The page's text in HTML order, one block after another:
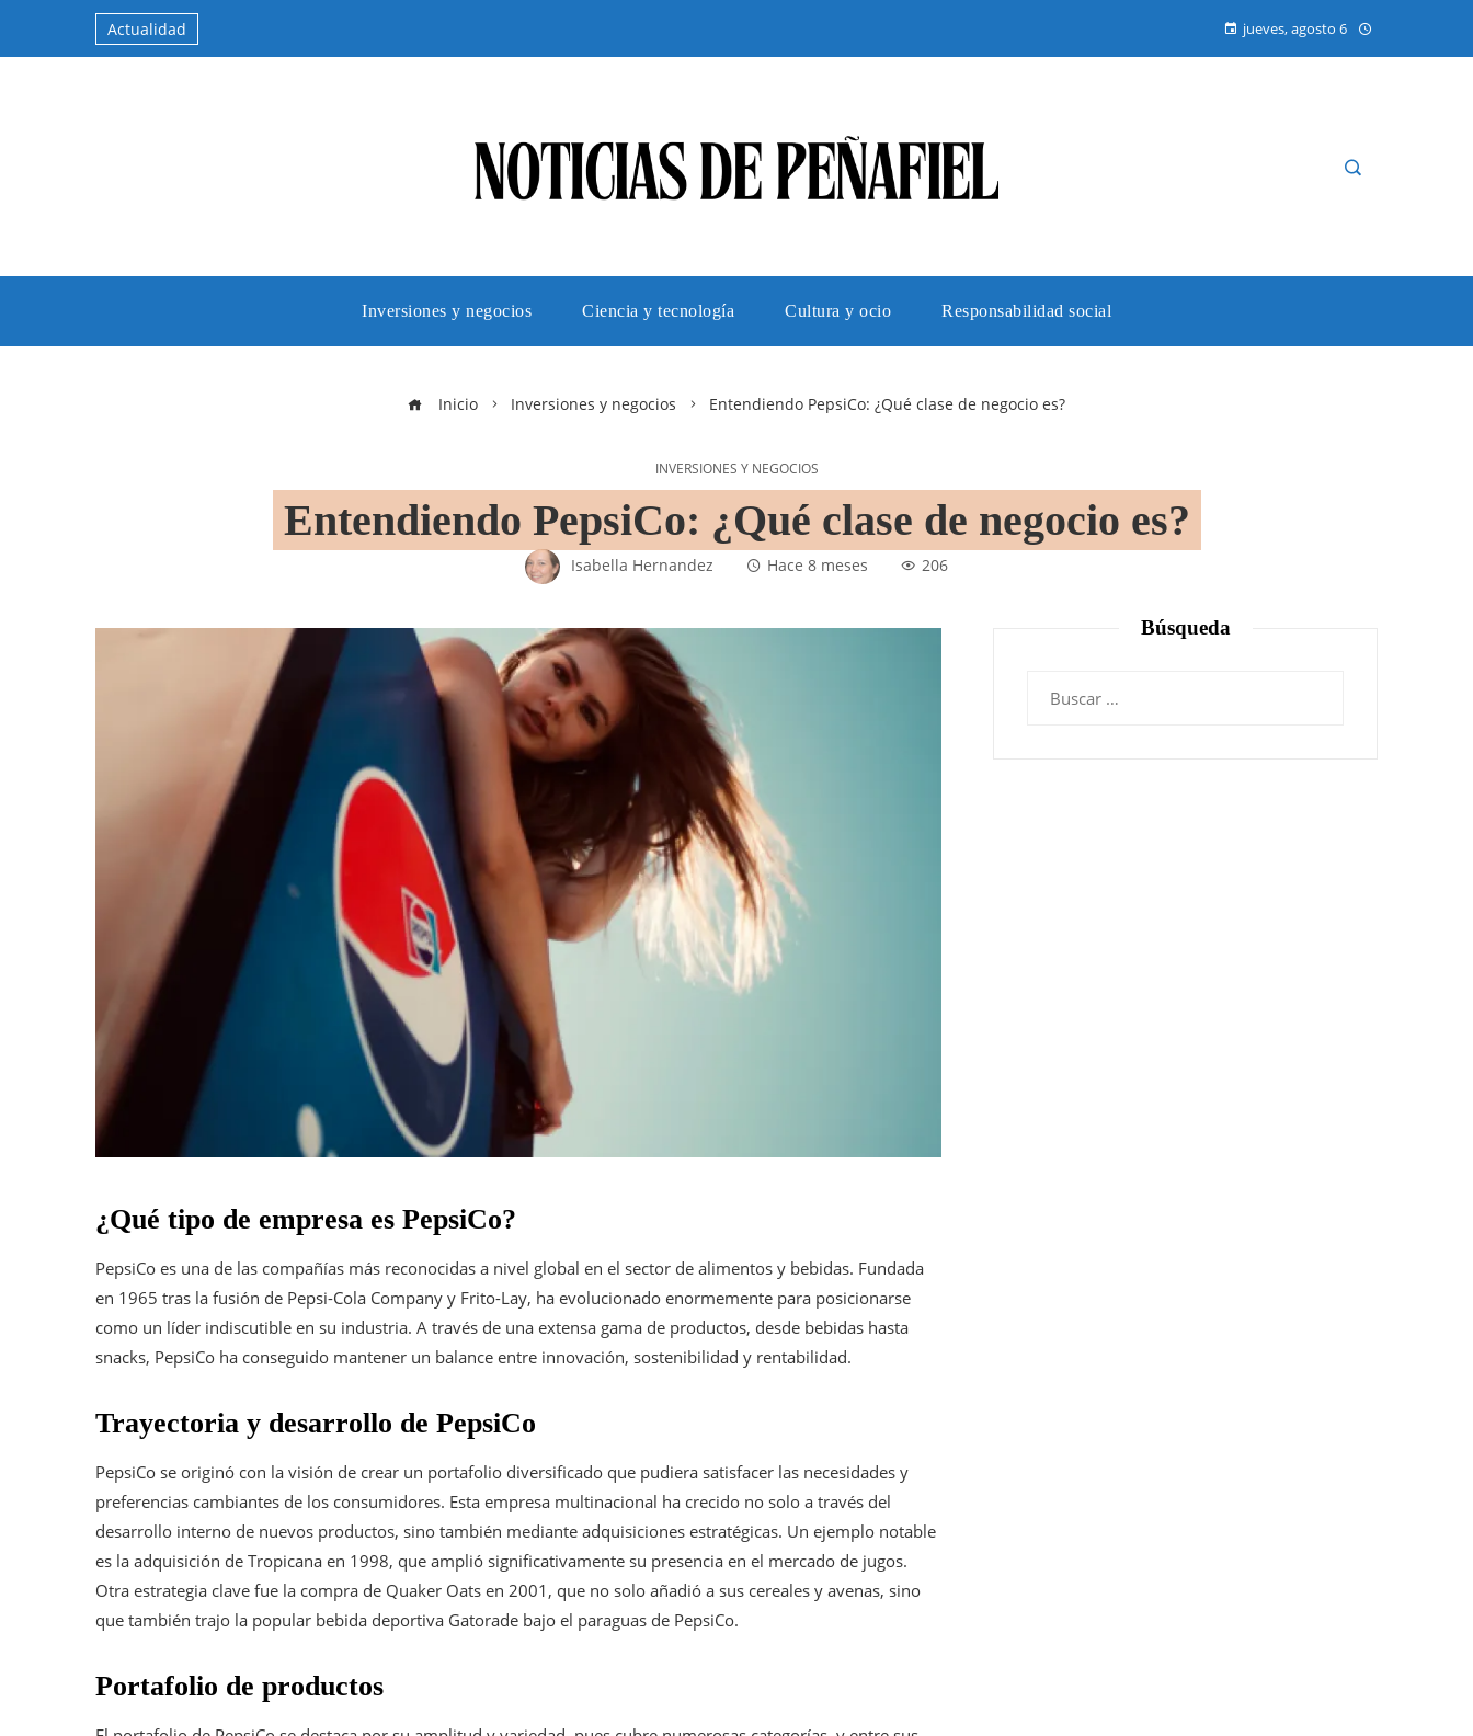
Actualidad jueves, agosto 6
Inversiones y negocios Ciencia y tecnología Cultura y ocio Responsabilidad social
Inicio Inversiones y negocios Entendiendo PepsiCo: ¿Qué clase de negocio es?
INVERSIONES Y NEGOCIOS
Entendiendo PepsiCo: ¿Qué clase de negocio es?
Isabella Hernandez Hace 8 meses 206
¿Qué tipo de empresa es PepsiCo?
PepsiCo es una de las compañías más reconocidas a nivel global en el sector de alimentos y bebidas. Fundada
en 1965 tras la fusión de Pepsi-Cola Company y Frito-Lay, ha evolucionado enormemente para posicionarse
como un líder indiscutible en su industria. A través de una extensa gama de productos, desde bebidas hasta
snacks, PepsiCo ha conseguido mantener un balance entre innovación, sostenibilidad y rentabilidad.
Trayectoria y desarrollo de PepsiCo
PepsiCo se originó con la visión de crear un portafolio diversificado que pudiera satisfacer las necesidades y
preferencias cambiantes de los consumidores. Esta empresa multinacional ha crecido no solo a través del
desarrollo interno de nuevos productos, sino también mediante adquisiciones estratégicas. Un ejemplo notable
es la adquisición de Tropicana en 1998, que amplió significativamente su presencia en el mercado de jugos.
Otra estrategia clave fue la compra de Quaker Oats en 2001, que no solo añadió a sus cereales y avenas, sino
que también trajo la popular bebida deportiva Gatorade bajo el paraguas de PepsiCo.
Portafolio de productos
Búsqueda